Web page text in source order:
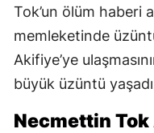
Tok’un ölüm haberi
memleketinde
Akifiye’ye
büyük üzüntü
Necmettin Tok